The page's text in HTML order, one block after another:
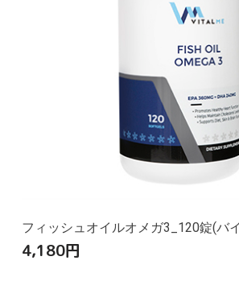
フィッシュオイルオメガ3_120錠(バ
4,180円